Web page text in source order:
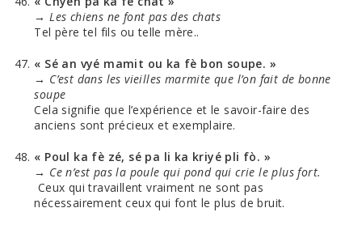
→ Les chiens ne font pas des chats
Tel père tel fils ou telle mère..
« Sé an vyé mamit ou ka fè bon soupe. »
→ C’est dans les vieilles marmite que l’on fait de bonne
soupe
Cela signifie que l’expérience et le savoir-faire des
anciens sont précieux et exemplaire.
« Poul ka fè zé, sé pa li ka kriyé pli fò. »
→ Ce n’est pas la poule qui pond qui crie le plus fort.
Ceux qui travaillent vraiment ne sont pas
nécessairement ceux qui font le plus de bruit.